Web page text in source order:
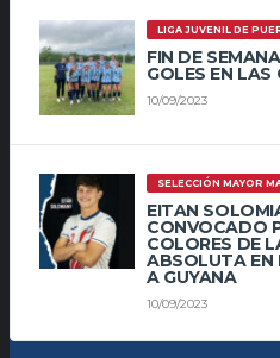
LIGA JUVENIL DE
FIN DE
GOLES EN
10/09/2023
SELECCIÓN MAYOR
EITAN
CONVOCADO
COLORES DE
ABSOLUTA EN
A GUYANA
10/09/2023